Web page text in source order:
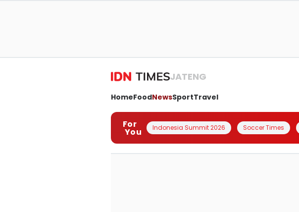
JATENG
HomeFoodNewsSportTravel
For
You Indonesia Summit 2026 Soccer Times